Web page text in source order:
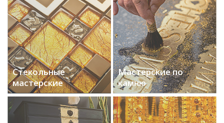
Стекольные
мастерские
Мастерские по
камню